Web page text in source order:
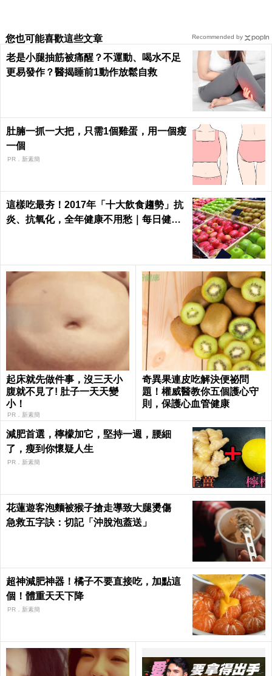
您也可能喜歡這些文章
老是小腿抽筋被痛醒？不運動、喝水不足
更易發作？醫揭睡前1動作放鬆自救
肚腩一抓一大把，只需1個雞蛋，用一個瘦
一個
PR．新素簡
這樣吃最夯！2017年「十大飲食趨勢」抗
炎、抗氧化，全年健康不用愁｜每日健康
起床就先做件事，沒三天小
腹就不見了! 肚子一天天變
小！
PR．新素簡
奇異果連皮吃解決便祕問
題！權威醫教你五個護心守
則，保護心血管健康
減肥首選，檸檬加它，堅持一週，腰細
了，瘦到你懷疑人生
PR．新素簡
花蓮遊客泡麵被猴子搶走導致大腿燙傷
急救五字訣：切記「沖脫泡蓋送」
超神減肥神器！橘子不要直接吃，加點這
個！體重天天下降
PR．新素簡
Recommended by